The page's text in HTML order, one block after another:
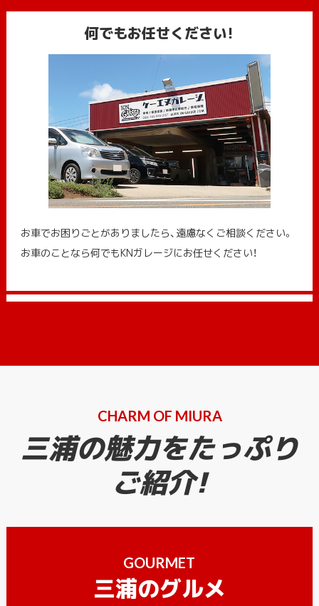
何でもお任せください!
お車でお困りごとがありましたら、遠慮なくご相談ください。
お車のことなら何でもKNガレージにお任せください！
CHARM OF MIURA
三浦の魅力をたっぷり
ご紹介!
GOURMET
三浦のグルメ